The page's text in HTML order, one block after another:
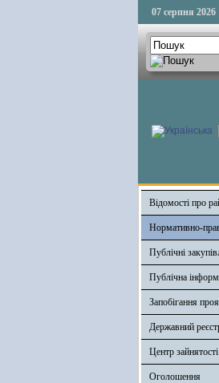
07 серпня 2026
Відомості про
Нормативно-
Публічні
Публічна
Запобігання
Державний
Центр
Оголошення